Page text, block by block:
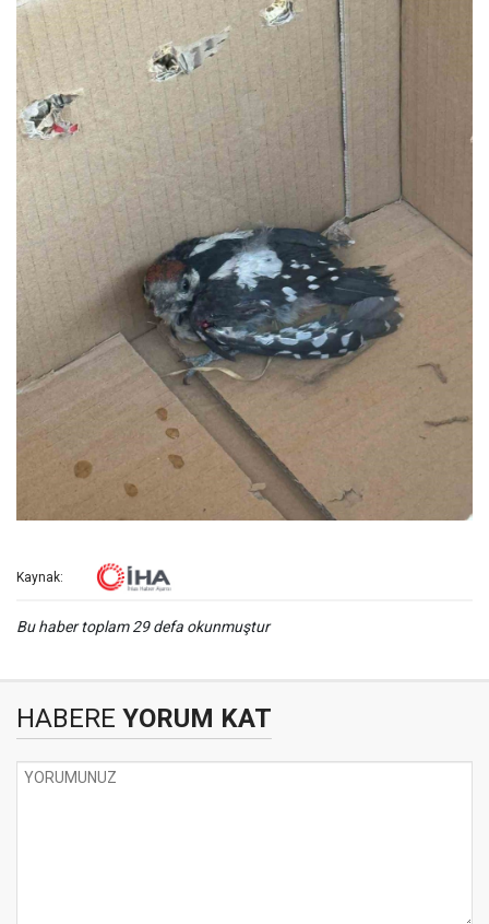
Kaynak:
Bu haber toplam 29 defa okunmuştur
HABERE YORUM KAT